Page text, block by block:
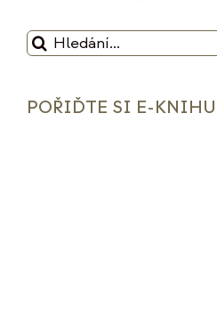
Hledat:
POŘIĎTE SI E-KNIHU